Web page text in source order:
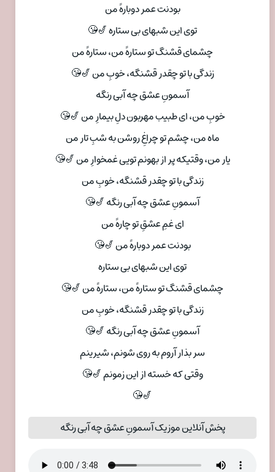
بودنت عمر دوبارهً من
توی این شبهای بی ستاره 🎷😘
چشمای قشنگ تو ستارهً من، ستارهً من
زندگی با تو چقدر قشنگه، خوبِ من 🎷😘
آسمونِ عشق چه آبی رنگه
خوبِ من، ای طبیب مهربون دلِ بیمارِ من 🎷😘
ماه من، چشم تو چراغِ روشن به شبِ تار من
یار من، وقتیکه پر از بهونم تویی غمخوارِ من 🎷😘
زندگی با تو چقدر قشنگه، خوبِ من
آسمونِ عشق چه آبی رنگه 🎷😘
ای غمِ عشقِ تو چارهً من
بودنت عمر دوبارهً من 🎷😘
توی این شبهای بی ستاره
چشمای قشنگ تو ستارهً من، ستارهً من 🎷😘
زندگی با تو چقدر قشنگه، خوبِ من
آسمونِ عشق چه آبی رنگه 🎷😘
سر بذار آروم به روی شونم، شیرینم
وقتی که خسته از این زمونم 🎷😘
🎷😘
پخش آنلاین موزیک آسمونِ عشق چه آبی رنگه